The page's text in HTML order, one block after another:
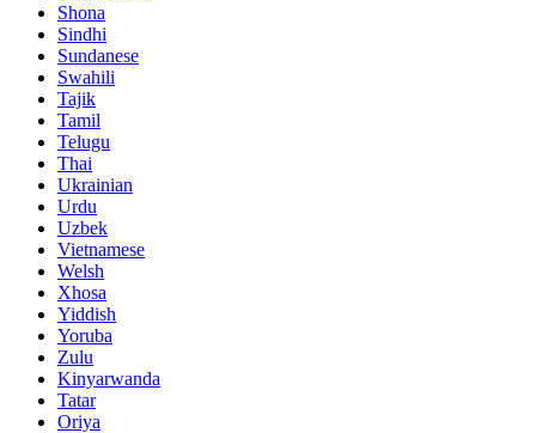
Shona
Sindhi
Sundanese
Swahili
Tajik
Tamil
Telugu
Thai
Ukrainian
Urdu
Uzbek
Vietnamese
Welsh
Xhosa
Yiddish
Yoruba
Zulu
Kinyarwanda
Tatar
Oriya